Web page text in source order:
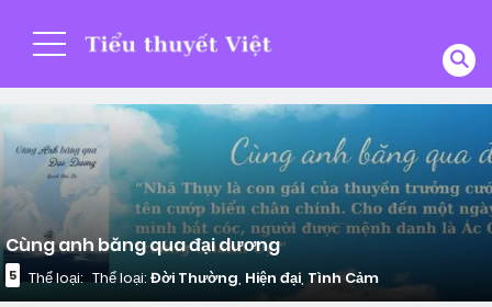
Cùng anh băng qua đại dương
5 Thể loại: Thể loại: Đời Thường, Hiện đại, Tình Cảm